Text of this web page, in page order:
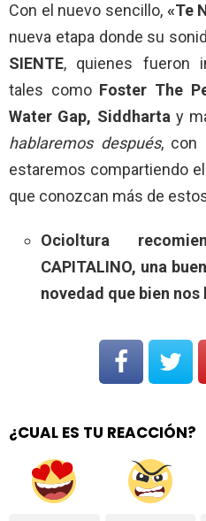
Con el nuevo sencillo, «Te
nueva etapa donde su
SIENTE, quienes fueron
tales como Foster The
Water Gap, Siddharta y
hablaremos después, con
estaremos compartiendo
que conozcan más de
Ocioltura
CAPITALINO, una
novedad que bien
¿CUAL ES TU REACCIÓN?